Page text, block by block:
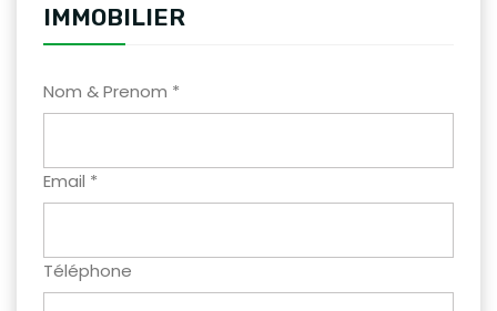
IMMOBILIER
Nom & Prenom *
Email *
Téléphone